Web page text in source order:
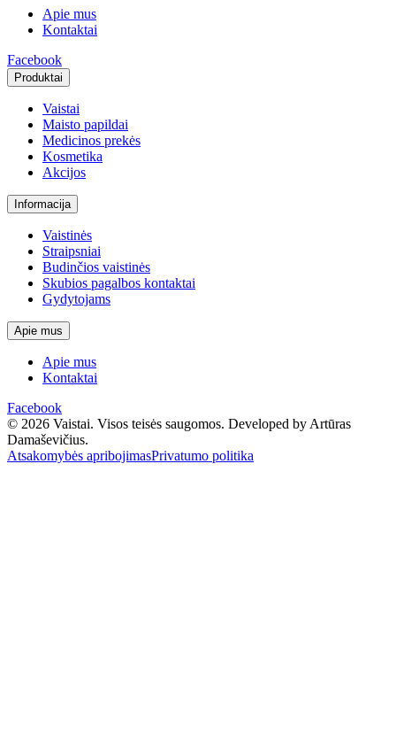
Apie mus
Kontaktai
Facebook
Produktai
Vaistai
Maisto papildai
Medicinos prekės
Kosmetika
Akcijos
Informacija
Vaistinės
Straipsniai
Budinčios vaistinės
Skubios pagalbos kontaktai
Gydytojams
Apie mus
Apie mus
Kontaktai
Facebook
© 2026 Vaistai. Visos teisės saugomos. Developed by Artūras
Damaševičius.
Atsakomybės apribojimasPrivatumo politika